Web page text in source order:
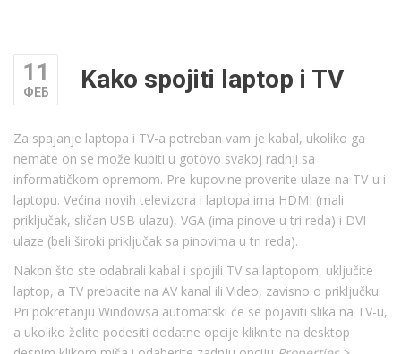
11
ФЕБ Kako spojiti laptop i TV
Za spajanje laptopa i TV-a potreban vam je kabal, ukoliko ga
nemate on se može kupiti u gotovo svakoj radnji sa
informatičkom opremom. Pre kupovine proverite ulaze na TV-u i
laptopu. Većina novih televizora i laptopa ima HDMI (mali
priključak, sličan USB ulazu), VGA (ima pinove u tri reda) i DVI
ulaze (beli široki priključak sa pinovima u tri reda).
Nakon što ste odabrali kabal i spojili TV sa laptopom, uključite
laptop, a TV prebacite na AV kanal ili Video, zavisno o priključku.
Pri pokretanju Windowsa automatski će se pojaviti slika na TV-u,
a ukoliko želite podesiti dodatne opcije kliknite na desktop